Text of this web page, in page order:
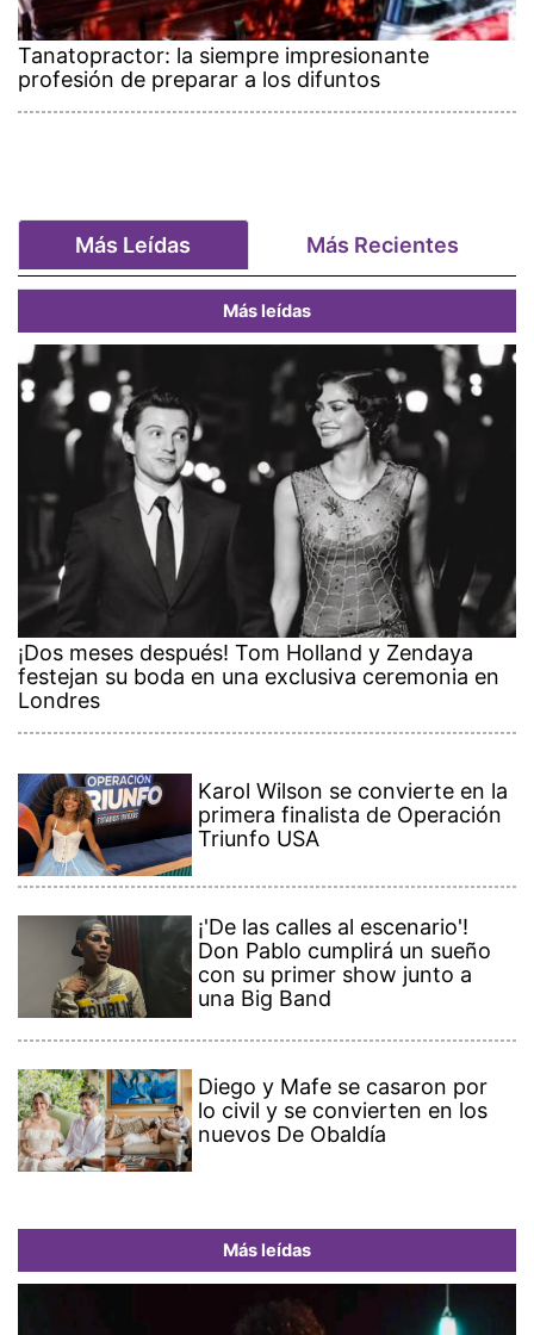
Tanatopractor: la siempre impresionante
profesión de preparar a los difuntos
Más Leídas Más Recientes
Más leídas
¡Dos meses después! Tom Holland y Zendaya
festejan su boda en una exclusiva ceremonia en
Londres
Karol Wilson se convierte en la
primera finalista de Operación
Triunfo USA
¡'De las calles al escenario'!
Don Pablo cumplirá un sueño
con su primer show junto a
una Big Band
Diego y Mafe se casaron por
lo civil y se convierten en los
nuevos De Obaldía
Más leídas